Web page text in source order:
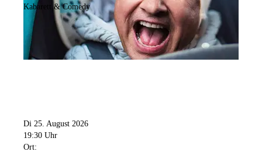
Kabarett & Comedy
Di 25. August 2026
19:30 Uhr
Ort: